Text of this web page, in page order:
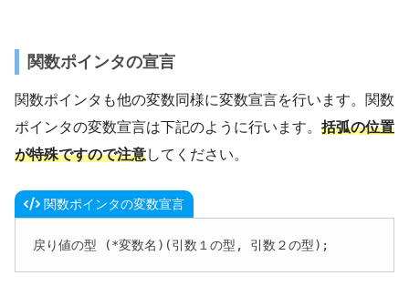
関数ポインタの宣言
関数ポインタも他の変数同様に変数宣言を行います。関数
ポインタの変数宣言は下記のように行います。 括弧の位置
が特殊ですので注意してください。
関数ポインタの変数宣言
戻り値の型 (*変数名)(引数１の型, 引数２の型);